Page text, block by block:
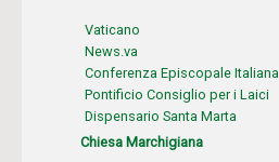
Vaticano
News.va
Conferenza Episcopale Italiana
Pontificio Consiglio per i Laici
Dispensario Santa Marta
Chiesa Marchigiana